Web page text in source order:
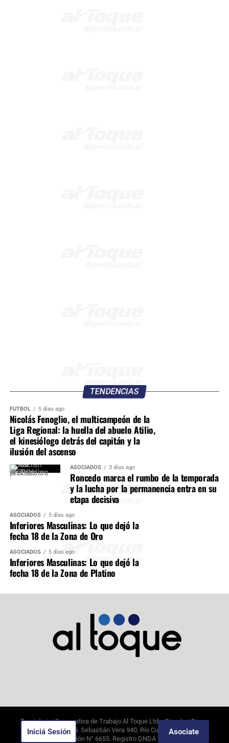
TENDENCIAS
FÚTBOL 5 días ago
Nicolás Fenoglio, el multicampeón de la
Liga Regional: la huella del abuelo Atilio,
el kinesiólogo detrás del capitán y la
ilusión del ascenso
ASOCIADOS 3 días ago
Roncedo marca el rumbo de la temporada
y la lucha por la permanencia entra en su
etapa decisiva
ASOCIADOS 5 días ago
Inferiores Masculinas: Lo que dejó la
fecha 18 de la Zona de Oro
ASOCIADOS 5 días ago
Inferiores Masculinas: Lo que dejó la
fecha 18 de la Zona de Platino
Propietario: Cooperativa de Trabajo Al Toque Ltda. Director: Diego
Alejandro Borghi. Sebastián Vera 940, Río Cuarto, Córdoba.
. Edición N° 6655. Registro DNDA N°09649388.
Asociate
Iniciá Sesión